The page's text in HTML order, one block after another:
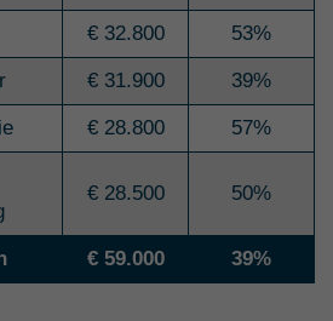
€ 32.800 53%
€ 31.900 39%
€ 28.800 57%
€ 28.500 50%
€ 59.000 39%